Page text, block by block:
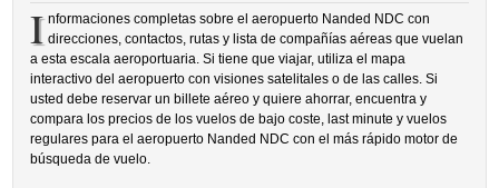
I nformaciones completas sobre el aeropuerto Nanded NDC con
direcciones, contactos, rutas y lista de compañías aéreas que vuelan
a esta escala aeroportuaria. Si tiene que viajar, utiliza el mapa
interactivo del aeropuerto con visiones satelitales o de las calles. Si
usted debe reservar un billete aéreo y quiere ahorrar, encuentra y
compara los precios de los vuelos de bajo coste, last minute y vuelos
regulares para el aeropuerto Nanded NDC con el más rápido motor de
búsqueda de vuelo.